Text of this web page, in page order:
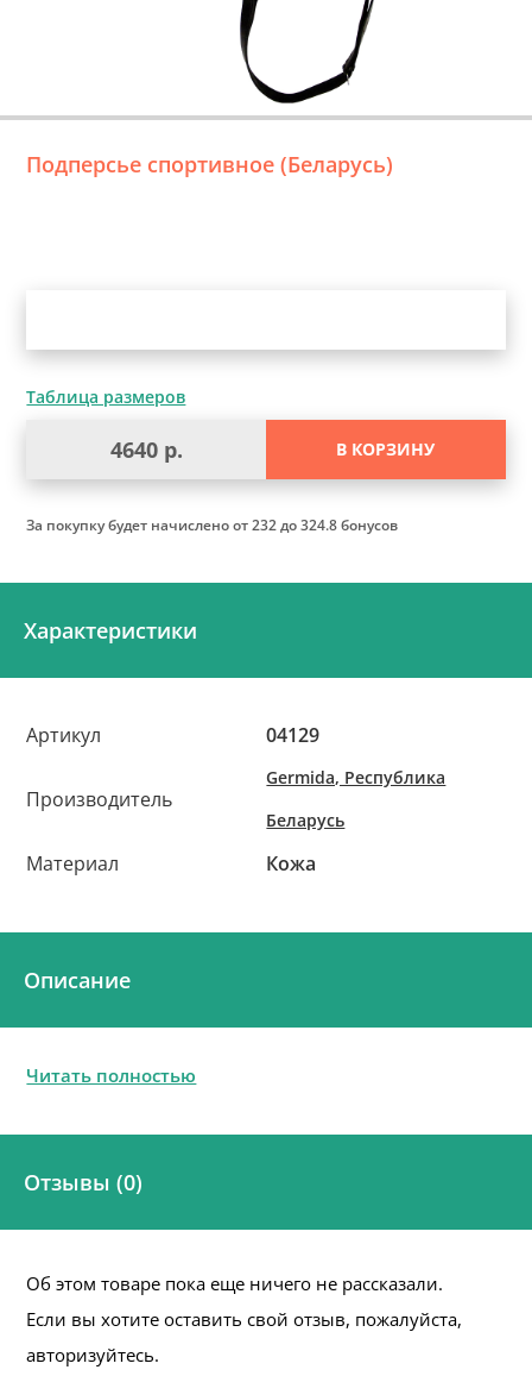
Подперсье спортивное (Беларусь)
Таблица размеров
4640 р. В КОРЗИНУ
За покупку будет начисленоот 232 до 324.8 бонусов
Характеристики
Артикул 04129
Производитель
Germida, Республика
Беларусь
Материал Кожа
Описание
Читать полностью
Отзывы (0)
Об этом товаре пока еще ничего не рассказали.
Если вы хотите оставить свой отзыв, пожалуйста,
авторизуйтесь.